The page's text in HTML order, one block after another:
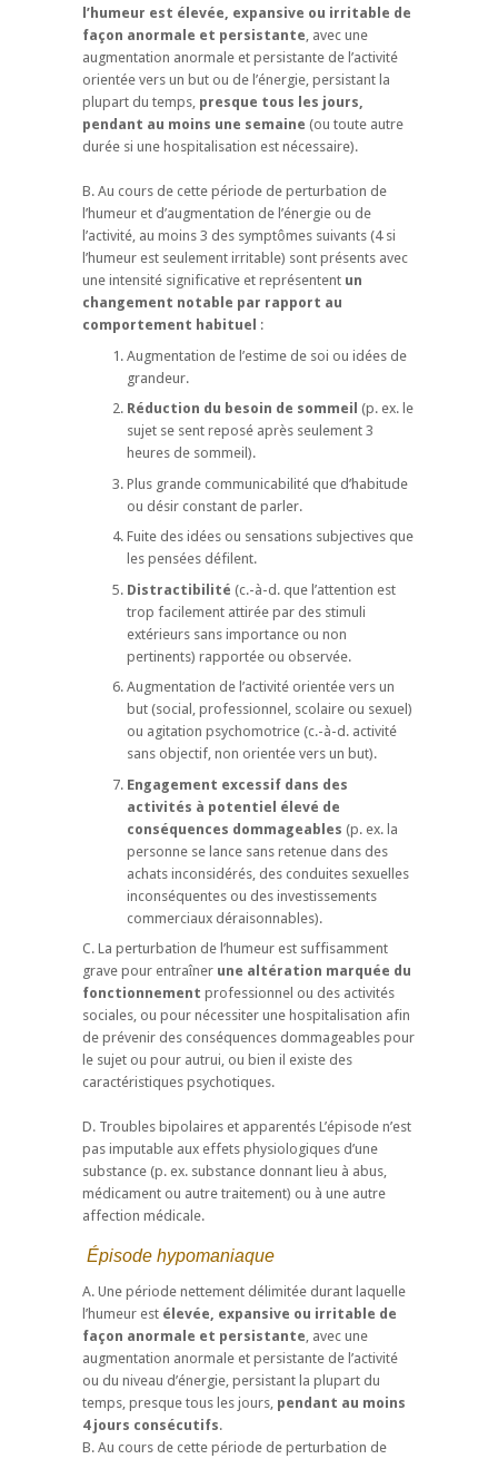
l’humeur est élevée, expansive ou irritable de
façon anormale et persistante , avec une
augmentation anormale et persistante de l’activité
orientée vers un but ou de l’énergie, persistant la
plupart du temps, presque tous les jours,
pendant au moins une semaine (ou toute autre
durée si une hospitalisation est nécessaire).
B. Au cours de cette période de perturbation de
l’humeur et d’augmentation de l’énergie ou de
l’activité, au moins 3 des symptômes suivants (4 si
l’humeur est seulement irritable) sont présents avec
une intensité significative et représentent un
changement notable par rapport au
comportement habituel :
Augmentation de l’estime de soi ou idées de
grandeur.
Réduction du besoin de sommeil (p. ex. le
sujet se sent reposé après seulement 3
heures de sommeil).
Plus grande communicabilité que d’habitude
ou désir constant de parler.
Fuite des idées ou sensations subjectives que
les pensées défilent.
Distractibilité (c.-à-d. que l’attention est
trop facilement attirée par des stimuli
extérieurs sans importance ou non
pertinents) rapportée ou observée.
Augmentation de l’activité orientée vers un
but (social, professionnel, scolaire ou sexuel)
ou agitation psychomotrice (c.-à-d. activité
sans objectif, non orientée vers un but).
Engagement excessif dans des
activités à potentiel élevé de
conséquences dommageables (p. ex. la
personne se lance sans retenue dans des
achats inconsidérés, des conduites sexuelles
inconséquentes ou des investissements
commerciaux déraisonnables).
C. La perturbation de l’humeur est suffisamment
grave pour entraîner une altération marquée du
fonctionnement professionnel ou des activités
sociales, ou pour nécessiter une hospitalisation afin
de prévenir des conséquences dommageables pour
le sujet ou pour autrui, ou bien il existe des
caractéristiques psychotiques.
D. Troubles bipolaires et apparentés L’épisode n’est
pas imputable aux effets physiologiques d’une
substance (p. ex. substance donnant lieu à abus,
médicament ou autre traitement) ou à une autre
affection médicale.
Épisode hypomaniaque
A. Une période nettement délimitée durant laquelle
l’humeur est élevée, expansive ou irritable de
façon anormale et persistante , avec une
augmentation anormale et persistante de l’activité
ou du niveau d’énergie, persistant la plupart du
temps, presque tous les jours, pendant au moins
4 jours consécutifs.
B. Au cours de cette période de perturbation de